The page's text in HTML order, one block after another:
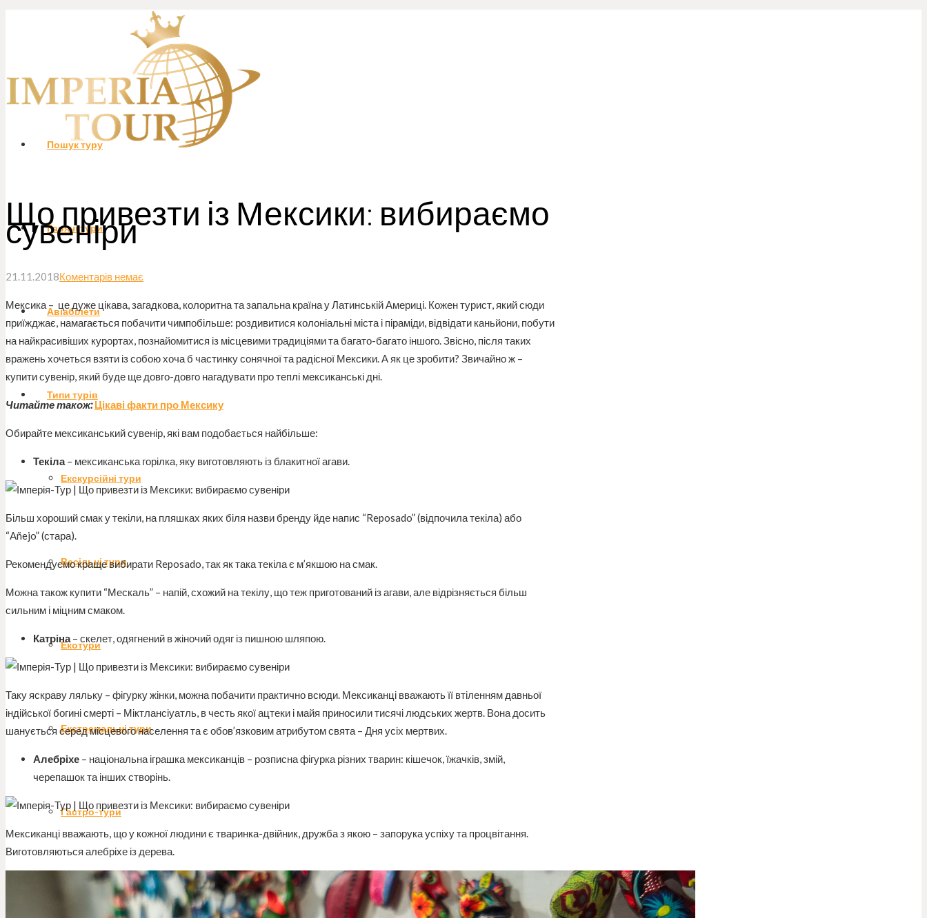
Пошук туру
Гарячі тури
Авіабілети
Типи турів
Екскурсійні тури
Весільні тури
Екотури
Екстремальні тури
Гастро-тури
Тури вихідного дня
Що привезти із Мексики: вибираємо
сувеніри
21.11.2018Коментарів немає
Мексика – це дуже цікава, загадкова, колоритна та запальна країна у Латинській Америці. Кожен турист, який сюди
приїжджає, намагається побачити чимпобільше: роздивитися колоніальні міста і піраміди, відвідати каньйони, побути
на найкрасивіших курортах, познайомитися із місцевими традиціями та багато-багато іншого. Звісно, після таких
вражень хочеться взяти із собою хоча б частинку сонячної та радісної Мексики. А як це зробити? Звичайно ж –
купити сувенір, який буде ще довго-довго нагадувати про теплі мексиканські дні.
Читайте також: Цікаві факти про Мексику
Обирайте мексиканський сувенір, які вам подобається найбільше:
Текіла– мексиканська горілка, яку виготовляють із блакитної агави.
Більш хороший смак у текіли, на пляшках яких біля назви бренду йде напис “Reposado” (відпочила текіла) або
“Añejo” (стара).
Рекомендуємо краще вибирати Reposado, так як така текіла є м’якшою на смак.
Можна також купити “Мескаль” – напій, схожий на текілу, що теж приготований із агави, але відрізняється більш
сильним і міцним смаком.
Катріна– скелет, одягнений в жіночий одяг із пишною шляпою.
Таку яскраву ляльку – фігурку жінки, можна побачити практично всюди. Мексиканці вважають її втіленням давньої
індійської богині смерті – Міктлансіуатль, в честь якої ацтеки і майя приносили тисячі людських жертв. Вона досить
шанується серед місцевого населення та є обов’язковим атрибутом свята – Дня усіх мертвих.
Алебріхе – національна іграшка мексиканців – розписна фігурка різних тварин: кішечок, їжачків, змій,
черепашок та інших створінь.
Мексиканці вважають, що у кожної людини є тваринка-двійник, дружба з якою – запорука успіху та процвітання.
Виготовляються алебріхе із дерева.